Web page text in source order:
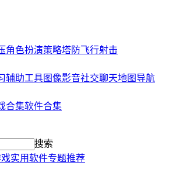
角色扮演策略塔防飞行射击
辅助工具图像影音社交聊天地图导航
合集软件合集
搜索
实用软件专题推荐